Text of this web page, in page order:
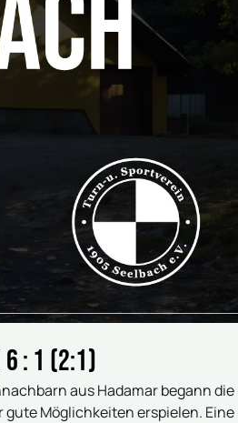
: 1 (2:1)
aus Hadamar begann die
Möglichkeiten erspielen. Eine